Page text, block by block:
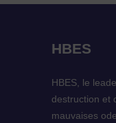
HBES
HBES, le
destruction et
mauvaises